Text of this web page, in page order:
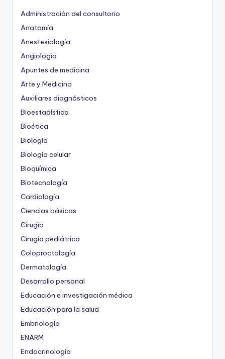
Administración del consultorio
Anatomía
Anestesiología
Angiología
Apuntes de medicina
Arte y Medicina
Auxiliares diagnósticos
Bioestadística
Bioética
Biología
Biología celular
Bioquímica
Biotecnología
Cardiología
Ciencias básicas
Cirugía
Cirugía pediátrica
Coloproctología
Dermatología
Desarrollo personal
Educación e investigación médica
Educación para la salud
Embriología
ENARM
Endocrinología